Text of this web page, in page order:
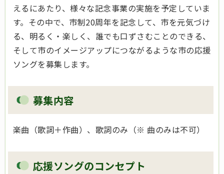
えるにあたり、様々な記念事業の実施を予定していま
す。その中で、市制20周年を記念して、市を元気づけ
る、明るく・楽しく、誰でも口ずさむことのできる、
そして市のイメージアップにつながるような市の応援
ソングを募集します。
募集内容
楽曲（歌詞＋作曲）、歌詞のみ（※ 曲のみは不可）
応援ソングのコンセプト